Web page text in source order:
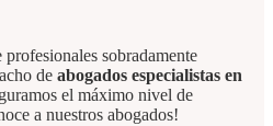
sobradamente
de abogados especialistas en
el máximo nivel de
a nuestros abogados!